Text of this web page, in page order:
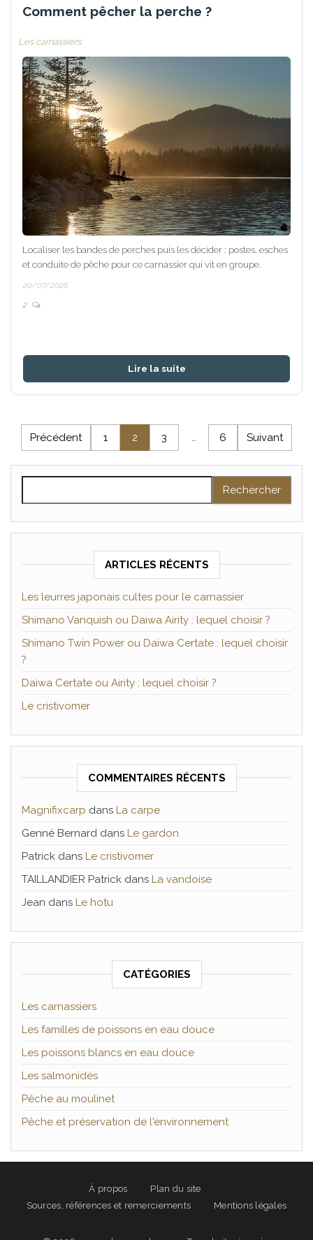
Comment pêcher la perche ?
Les carnassiers
Localiser les bandes de perches puis les décider : postes, esches
et conduite de pêche pour ce carnassier qui vit en groupe.
20/07/2026
2
Lire la suite
Pagination des publications
Précédent 1 2 3 … 6 Suivant
ARTICLES RÉCENTS
Les leurres japonais cultes pour le carnassier
Shimano Vanquish ou Daiwa Airity : lequel choisir ?
Shimano Twin Power ou Daiwa Certate : lequel choisir
?
Daiwa Certate ou Airity : lequel choisir ?
Le cristivomer
COMMENTAIRES RÉCENTS
Magnifixcarp dans La carpe
Genné Bernard dans Le gardon
Patrick dans Le cristivomer
TAILLANDIER Patrick dans La vandoise
Jean dans Le hotu
CATÉGORIES
Les carnassiers
Les familles de poissons en eau douce
Les poissons blancs en eau douce
Les salmonidés
Pêche au moulinet
Pêche et préservation de l'environnement
À propos
Plan du site
Sources, références et remerciements
Mentions légales